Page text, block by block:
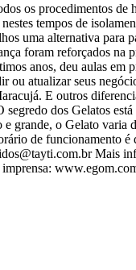
os procedimentos
tempos de
uma alternativa para
foram reforçados
anos, deu aulas em
ou atualizar seus
E outros
dos Gelatos
grande, o Gelato
de funcionamento é
Mais